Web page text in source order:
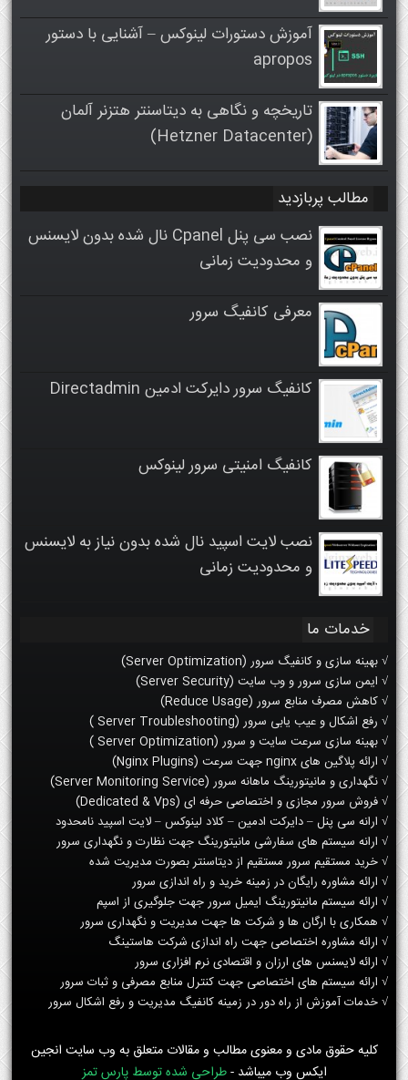
آموزش دستورات لینوکس – آشنایی با دستور
apropos
تاریخچه و نگاهی به دیتاسنتر هتزنر آلمان
(Hetzner Datacenter)
مطالب پربازدید
نصب سی پنل Cpanel نال شده بدون لایسنس
و محدودیت زمانی
معرفی کانفیگ سرور
کانفیگ سرور دایرکت ادمین Directadmin
کانفیگ امنیتی سرور لینوکس
نصب لایت اسپید نال شده بدون نیاز به لایسنس
و محدودیت زمانی
خدمات ما
√ بهینه سازی و کانفیگ سرور (Server Optimization)
√ ایمن سازی سرور و وب سایت (Server Security)
√ کاهش مصرف منابع سرور (Reduce Usage)
√ رفع اشکال و عیب یابی سرور (Server Troubleshooting )
√ بهینه سازی سرعت سایت و سرور (Server Optimization )
√ ارائه پلاگین های nginx جهت سرعت (Nginx Plugins)
√ نگهداری و مانیتورینگ ماهانه سرور (Server Monitoring Service)
√ فروش سرور مجازی و اختصاصی حرفه ای (Dedicated & Vps)
√ ارانه سی پنل – دایرکت ادمین – کلاد لینوکس – لایت اسپید نامحدود
√ ارانه سیستم های سفارشی مانیتورینگ جهت نظارت و نگهداری سرور
√ خرید مستقیم سرور مستقیم از دیتاسنتر بصورت مدیریت شده
√ ارائه مشاوره رایگان در زمینه خرید و راه اندازی سرور
√ ارائه سیستم مانیتورینگ ایمیل سرور جهت جلوگیری از اسپم
√ همکاری با ارگان ها و شرکت ها جهت مدیریت و نگهداری سرور
√ ارائه مشاوره اختصاصی جهت راه اندازی شرکت هاستینگ
√ ارائه لایسنس های ارزان و اقتصادی نرم افزاری سرور
√ ارائه سیستم های اختصاصی جهت کنترل منابع مصرفی و ثبات سرور
√ خدمات آموزش از راه دور در زمینه کانفیگ مدیریت و رفع اشکال سرور
کلیه حقوق مادی و معنوی مطالب و مقالات متعلق به وب سایت انجین
ایکس وب میباشد -طراحی شده توسط پارس تمز